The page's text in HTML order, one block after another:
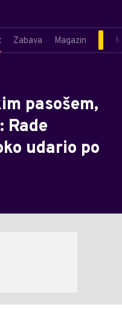
Zabava Magazin
pasošem,
Rade
udario po